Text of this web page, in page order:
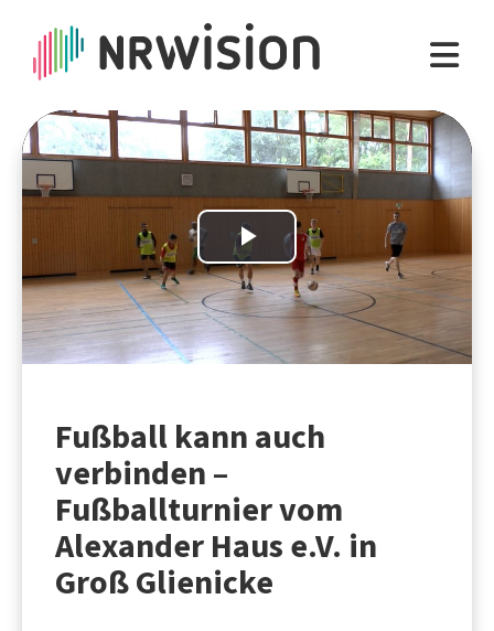
Play
Video
Fußball kann auch
verbinden –
Fußballturnier vom
Alexander Haus e.V. in
Groß Glienicke